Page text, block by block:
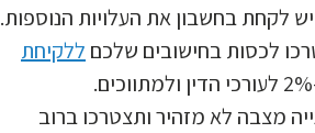
לקחת בחשבון את העלויות הנוספות.
לכסות בחישובים שלכם ללקיחת
מצבה לא מזהיר ותצטרכו ברוב